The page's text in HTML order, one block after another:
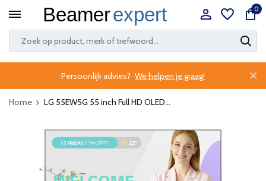
0
Persoonlijk advies? We helpen je graag!
Home LG 55EW5G 55 inch Full HD OLED...